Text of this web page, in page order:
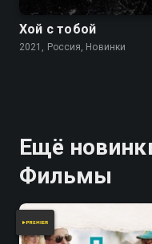
Хой с тобой
2021, Россия, Новинки
Ещё
Фильмы